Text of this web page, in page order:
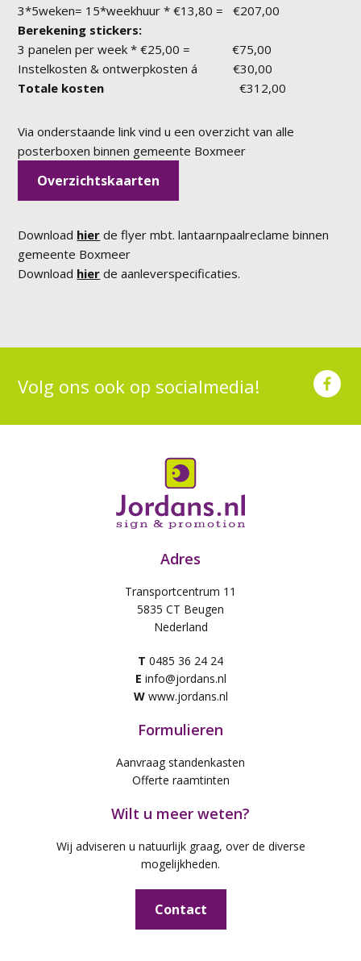
3*5weken= 15*weekhuur * €13,80 = €207,00
Berekening stickers:
3 panelen per week * €25,00 = €75,00
Instelkosten & ontwerpkosten á €30,00
Totale kosten €312,00
Via onderstaande link vind u een overzicht van alle
posterboxen binnen gemeente Boxmeer
Overzichtskaarten
Download hier de flyer mbt. lantaarnpaalreclame binnen
gemeente Boxmeer
Download hier de aanleverspecificaties.
Volg ons ook op socialmedia!
Adres
Transportcentrum 11
5835 CT Beugen
Nederland
T 0485 36 24 24
E info@jordans.nl
W www.jordans.nl
Formulieren
Aanvraag standenkasten
Offerte raamtinten
Wilt u meer weten?
Wij adviseren u natuurlijk graag, over de diverse
mogelijkheden.
Contact